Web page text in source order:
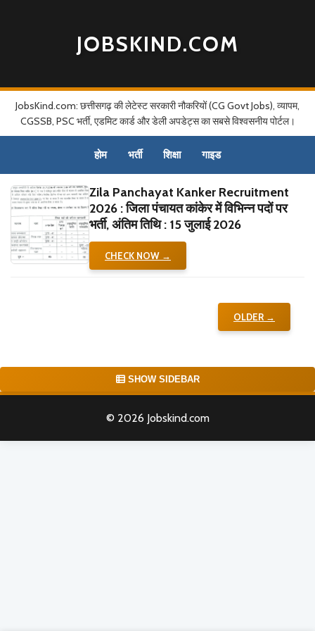
JOBSKIND.COM
JobsKind.com: छत्तीसगढ़ की लेटेस्ट सरकारी नौकरियों (CG Govt Jobs), व्यापम,
CGSSB, PSC भर्ती, एडमिट कार्ड और डेली अपडेट्स का सबसे विश्वसनीय पोर्टल।
होम भर्ती शिक्षा गाइड
Zila Panchayat Kanker Recruitment
2026 : जिला पंचायत कांकेर में विभिन्न पदों पर
भर्ती, अंतिम तिथि : 15 जुलाई 2026
CHECK NOW →
OLDER →
SHOW SIDEBAR
© 2026 Jobskind.com